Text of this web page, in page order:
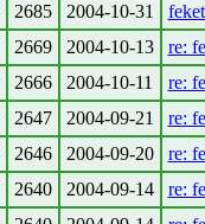
2685 2004-10-31
2669 2004-10-13
re:
2666 2004-10-11
re:
2647 2004-09-21
re:
2646 2004-09-20
re:
2640 2004-09-14
re: